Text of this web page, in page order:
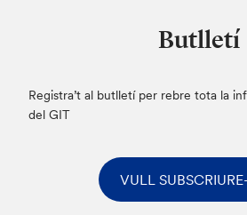
Butlletí
Registra’t al butlletí per rebre tota la
del GIT
VULL